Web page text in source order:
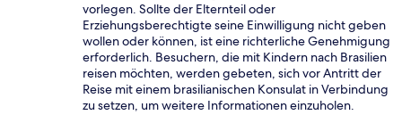
vorlegen. Sollte der Elternteil oder
Erziehungsberechtigte seine Einwilligung nicht geben
wollen oder können, ist eine richterliche Genehmigung
erforderlich. Besuchern, die mit Kindern nach Brasilien
reisen möchten, werden gebeten, sich vor Antritt der
Reise mit einem brasilianischen Konsulat in Verbindung
zu setzen, um weitere Informationen einzuholen.